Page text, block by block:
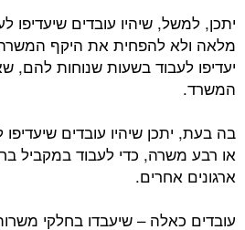
יתכן, למשל, שיהיו עובדים שיעדיפו
מלאה ולא להפחית את היקף
יעדיפו לעבוד בשעות שנוחות להם,
המשרד.
בה בעת, יתכן שיהיו עובדים
או רבע משרה, כדי לעבוד במקביל
ארגונים אחרים.
עובדים כאלה – שיעבדו בחלקי